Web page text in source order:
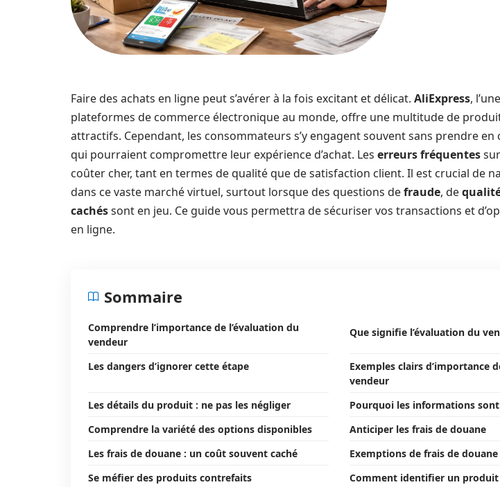
Faire des achats en ligne peut s’avérer à la fois excitant et délicat. AliExpress,
plateformes de commerce électronique au monde, offre une multitude de
attractifs. Cependant, les consommateurs s’y engagent souvent sans prendre en
qui pourraient compromettre leur expérience d’achat. Les erreurs fréquentes
coûter cher, tant en termes de qualité que de satisfaction client. Il est crucial de
dans ce vaste marché virtuel, surtout lorsque des questions defraude, de
cachéssont en jeu. Ce guide vous permettra de sécuriser vos transactions et
en ligne.
Sommaire
Comprendre l’importance de l’évaluation du
vendeur
Que signifie l’évaluation du
Les dangers d’ignorer cette étape
Exemples clairs d’importance
vendeur
Les détails du produit : ne pas les négliger
Pourquoi les informations sont
Comprendre la variété des options disponibles
Anticiper les frais de douane
Les frais de douane : un coût souvent caché
Exemptions de frais de douane
Se méfier des produits contrefaits
Comment identifier un